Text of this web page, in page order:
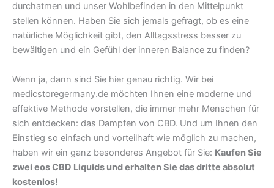
durchatmen und unser Wohlbefinden in den Mittelpunkt
stellen können. Haben Sie sich jemals gefragt, ob es eine
natürliche Möglichkeit gibt, den Alltagsstress besser zu
bewältigen und ein Gefühl der inneren Balance zu finden?
Wenn ja, dann sind Sie hier genau richtig. Wir bei
medicstoregermany.de möchten Ihnen eine moderne und
effektive Methode vorstellen, die immer mehr Menschen für
sich entdecken: das Dampfen von CBD. Und um Ihnen den
Einstieg so einfach und vorteilhaft wie möglich zu machen,
haben wir ein ganz besonderes Angebot für Sie: Kaufen Sie
zwei eos CBD Liquids und erhalten Sie das dritte absolut
kostenlos!